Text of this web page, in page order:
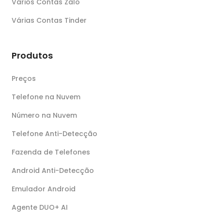
Vários Contas Zalo
Várias Contas Tinder
Produtos
Preços
Telefone na Nuvem
Número na Nuvem
Telefone Anti-Detecção
Fazenda de Telefones
Android Anti-Detecção
Emulador Android
Agente DUO+ AI